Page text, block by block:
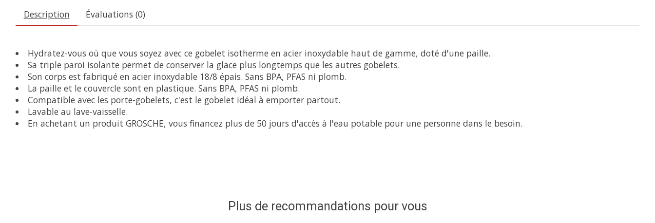
Description Évaluations (0)
Hydratez-vous où que vous soyez avec ce gobelet isotherme en acier inoxydable haut de gamme, doté d'une paille.
Sa triple paroi isolante permet de conserver la glace plus longtemps que les autres gobelets.
Son corps est fabriqué en acier inoxydable 18/8 épais. Sans BPA, PFAS ni plomb.
La paille et le couvercle sont en plastique. Sans BPA, PFAS ni plomb.
Compatible avec les porte-gobelets, c'est le gobelet idéal à emporter partout.
Lavable au lave-vaisselle.
En achetant un produit GROSCHE, vous financez plus de 50 jours d'accès à l'eau potable pour une personne dans le besoin.
Plus de recommandations pour vous